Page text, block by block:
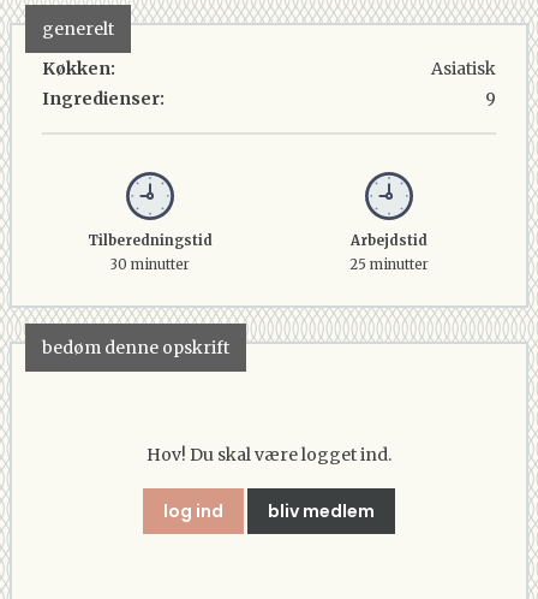
generelt
Køkken:
Ingredienser:
Asiatisk
9
Tilberedningstid
30 minutter
Arbejdstid
25 minutter
bedøm denne opskrift
Hov! Du skal være logget ind.
log ind bliv medlem